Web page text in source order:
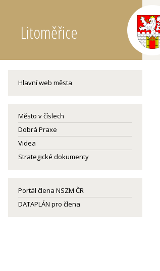
Litoměřice
Hlavní web města
Město v číslech
Dobrá Praxe
Videa
Strategické dokumenty
Portál člena NSZM ČR
DATAPLÁN pro člena